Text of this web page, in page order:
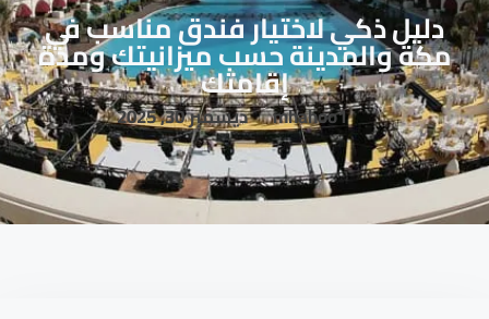
دليل ذكي لاختيار فندق مناسب في
مكة والمدينة حسب ميزانيتك ومدة
إقامتك
mhahoo1 ديسمبر 30, 2025